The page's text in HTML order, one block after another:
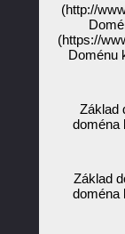
(http://
(https://
Doménu
Základ
doména
Základ
doména